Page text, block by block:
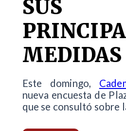
SUS
MEDIDAS
Este domingo,
nueva encuesta de
que se consultó sobre